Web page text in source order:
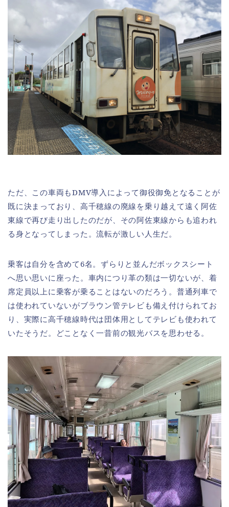
ただ、この車両もDMV導入によって御役御免となることが
既に決まっており、高千穂線の廃線を乗り越えて遠く阿佐
東線で再び走り出したのだが、その阿佐東線からも追われ
る身となってしまった。流転が激しい人生だ。
乗客は自分を含めて6名。ずらりと並んだボックスシート
へ思い思いに座った。車内につり革の類は一切ないが、着
席定員以上に乗客が乗ることはないのだろう。普通列車で
は使われていないがブラウン管テレビも備え付けられてお
り、実際に高千穂線時代は団体用としてテレビも使われて
いたそうだ。どことなく一昔前の観光バスを思わせる。